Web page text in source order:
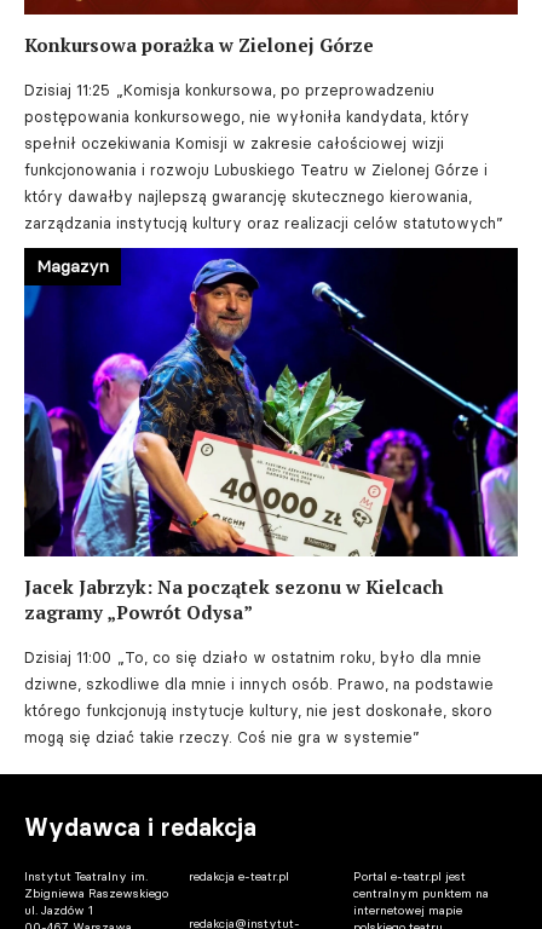
Konkursowa porażka w Zielonej Górze
Dzisiaj 11:25 „Komisja konkursowa, po przeprowadzeniu
postępowania konkursowego, nie wyłoniła kandydata, który
spełnił oczekiwania Komisji w zakresie całościowej wizji
funkcjonowania i rozwoju Lubuskiego Teatru w Zielonej Górze i
który dawałby najlepszą gwarancję skutecznego kierowania,
zarządzania instytucją kultury oraz realizacji celów statutowych”
Jacek Jabrzyk: Na początek sezonu w Kielcach
zagramy „Powrót Odysa”
Dzisiaj 11:00
„To, co się działo w ostatnim roku, było dla mnie
dziwne, szkodliwe dla mnie i innych osób. Prawo, na podstawie
którego funkcjonują instytucje kultury, nie jest doskonałe, skoro
mogą się dziać takie rzeczy. Coś nie gra w systemie”
Magazyn
Wydawca i redakcja
Instytut Teatralny im.
Zbigniewa Raszewskiego
ul. Jazdów 1
redakcja e-teatr.pl
redakcja@instytut-
Portal e-teatr.pl jest
centralnym punktem na
internetowej mapie